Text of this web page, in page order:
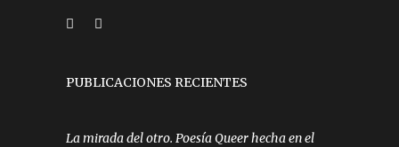
PUBLICACIONES RECIENTES
La mirada del otro. Poesía Queer hecha en el